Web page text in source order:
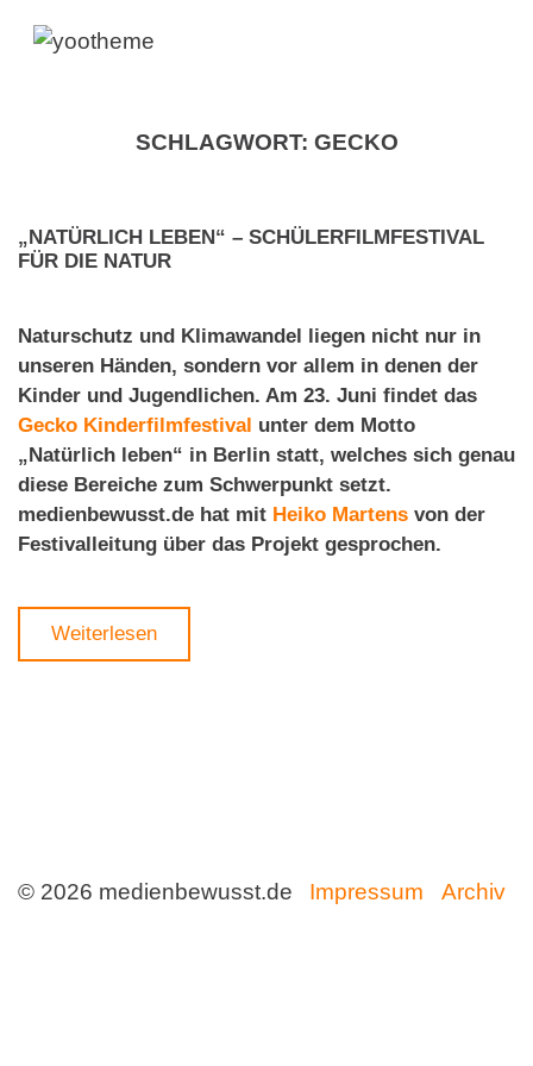
SCHLAGWORT: GECKO
„NATÜRLICH LEBEN“ – SCHÜLERFILMFESTIVAL
FÜR DIE NATUR
Naturschutz und Klimawandel liegen nicht nur in
unseren Händen, sondern vor allem in denen der
Kinder und Jugendlichen. Am 23. Juni findet das
Gecko Kinderfilmfestival unter dem Motto
„Natürlich leben“ in Berlin statt, welches sich genau
diese Bereiche zum Schwerpunkt setzt.
medienbewusst.de hat mit Heiko Martens von der
Festivalleitung über das Projekt gesprochen.
Weiterlesen
© 2026 medienbewusst.de Impressum Archiv